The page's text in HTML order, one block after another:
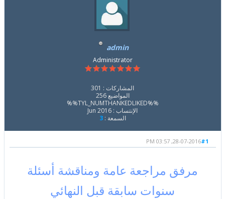
admin
Administrator
المشاركات : 301
المواضيع 256
%%TYL_NUMTHANKEDLIKED%%
الإنتساب : Jun 2016
السمعة :3
#1
28-07-2016, 03:57 PM
مرفق مراجعة عامة ومناقشة أسئلة
سنوات سابقة قبل النهائي